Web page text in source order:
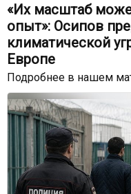
«Их масштаб
опыт»: Осипов
климатической
Европе
Подробнее в нашем